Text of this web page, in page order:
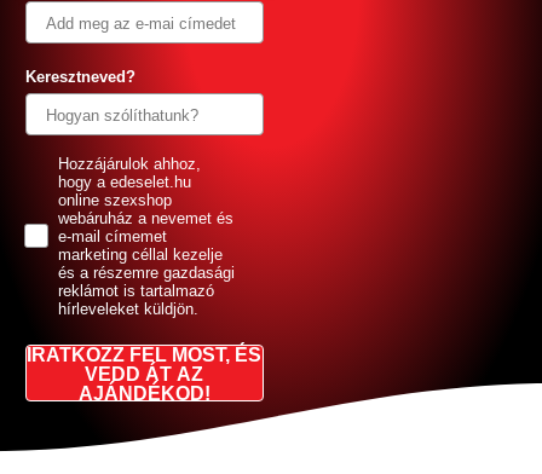
Keresztneved?
GDPRHozzájárulok ahhoz,
hogy a edeselet.hu
online szexshop
webáruház a nevemet és
e-mail címemet
marketing céllal kezelje
és a részemre gazdasági
reklámot is tartalmazó
hírleveleket küldjön.
IRATKOZZ FEL MOST, ÉS
VEDD ÁT AZ
AJÁNDÉKOD!